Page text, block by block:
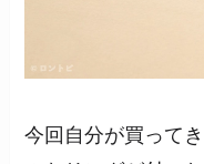
今回自分が買って